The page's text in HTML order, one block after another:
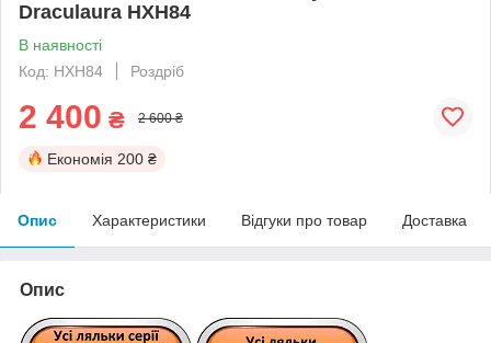
Draculaura HXH84
В наявності
Код: HXH84
Роздріб
2 400 ₴ 2 600 ₴
Економія 200 ₴
Опис Характеристики Відгуки про товар Доставка
Опис